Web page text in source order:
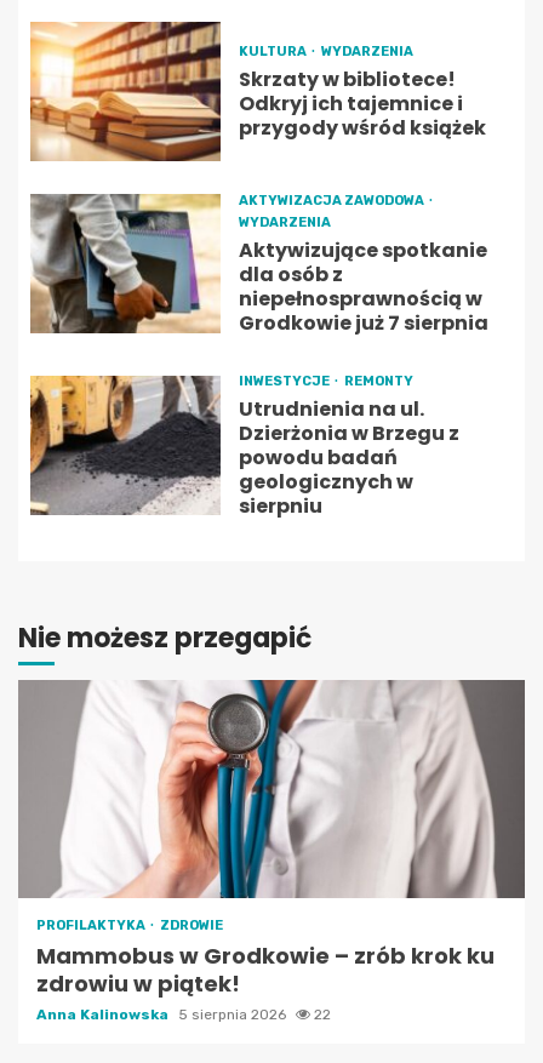
KULTURA WYDARZENIA
Skrzaty w bibliotece!
Odkryj ich tajemnice i
przygody wśród książek
AKTYWIZACJA ZAWODOWA
WYDARZENIA
Aktywizujące spotkanie
dla osób z
niepełnosprawnością w
Grodkowie już 7 sierpnia
INWESTYCJE REMONTY
Utrudnienia na ul.
Dzierżonia w Brzegu z
powodu badań
geologicznych w
sierpniu
Nie możesz przegapić
PROFILAKTYKA ZDROWIE
Mammobus w Grodkowie – zrób krok ku
zdrowiu w piątek!
Anna Kalinowska 5 sierpnia 2026 22